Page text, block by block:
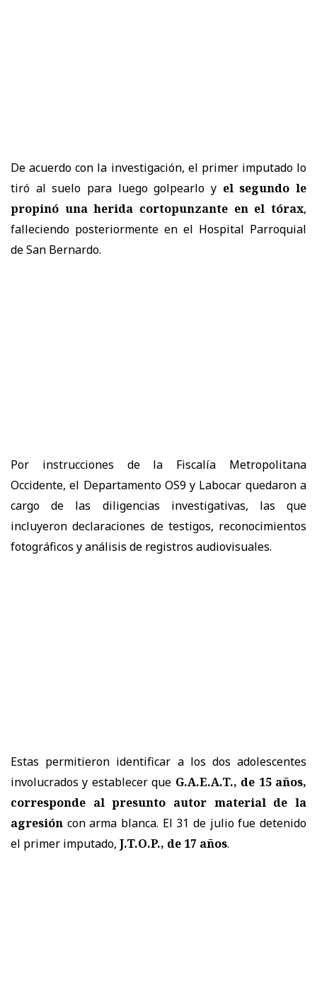
De acuerdo con la investigación, el primer imputado lo
tiró al suelo para luego golpearlo y el segundo le
propinó una herida cortopunzante en el tórax,
falleciendo posteriormente en el Hospital Parroquial
de San Bernardo.
Por instrucciones de la Fiscalía Metropolitana
Occidente, el Departamento OS9 y Labocar quedaron a
cargo de las diligencias investigativas, las que
incluyeron declaraciones de testigos, reconocimientos
fotográficos y análisis de registros audiovisuales.
Estas permitieron identificar a los dos adolescentes
involucrados y establecer que G.A.E.A.T., de 15 años,
corresponde al presunto autor material de la
agresión con arma blanca. El 31 de julio fue detenido
el primer imputado, J.T.O.P., de 17 años.